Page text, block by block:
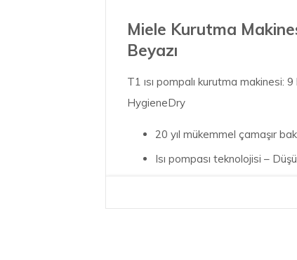
Miele Kurutma
Beyazı
T1 ısı pompalı kurutma makinesi:
HygieneDry
20 yıl mükemmel çamaşır
Isı pompası teknolojisi –
Çamaşırları ayırırken